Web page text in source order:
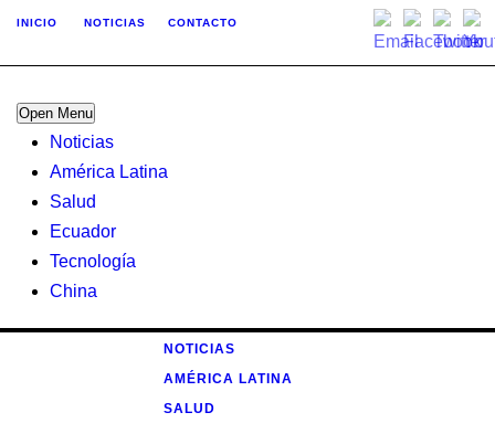
INICIO NOTICIAS CONTACTO
Open Menu
Noticias
América Latina
Salud
Ecuador
Tecnología
China
NOTICIAS
AMÉRICA LATINA
SALUD